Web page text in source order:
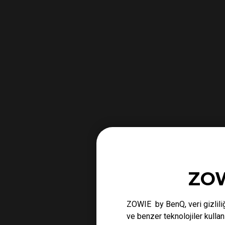
ZOWIE by BenQ, veri
ve benzer teknolojiler